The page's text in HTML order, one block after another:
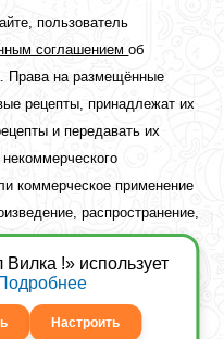
пользователь
соглашениемоб
Права на размещённые
рецепты, принадлежат их
и передавать их
коммерческое применение
распространение,
лишь при наличии
правообладателя.
Вилка
!» использует
Настроить